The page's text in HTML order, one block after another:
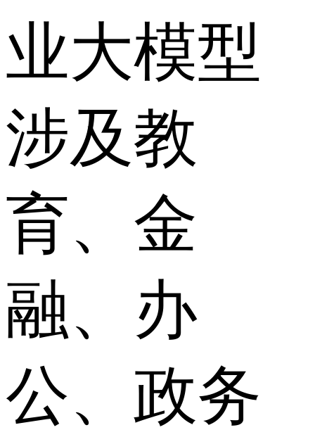
业大模型
涉及教
育、金
融、办
公、政务